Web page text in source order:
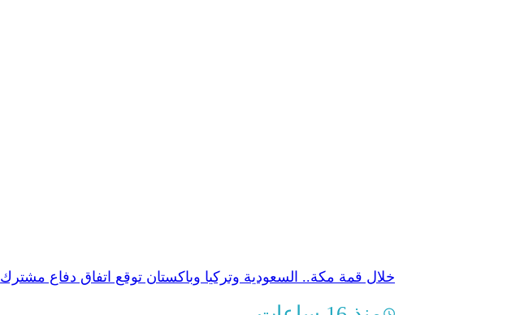
خلال قمة مكة.. السعودية وتركيا وباكستان توقع اتفاق دفاع مشترك